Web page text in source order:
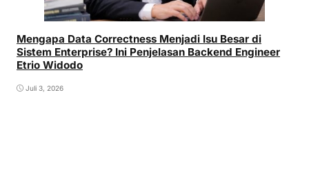
Mengapa Data Correctness Menjadi Isu Besar di
Sistem Enterprise? Ini Penjelasan Backend Engineer
Etrio Widodo
Juli 3, 2026